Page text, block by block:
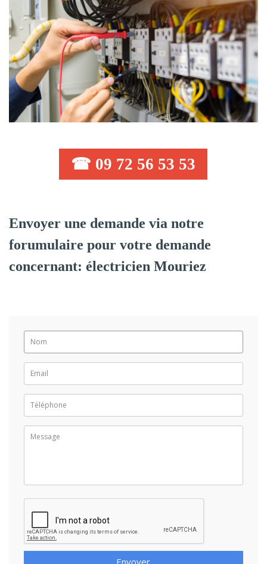
☎ 09 72 56 53 53
Envoyer une demande via notre
forumulaire pour votre demande
concernant: électricien Mouriez
Envoyer